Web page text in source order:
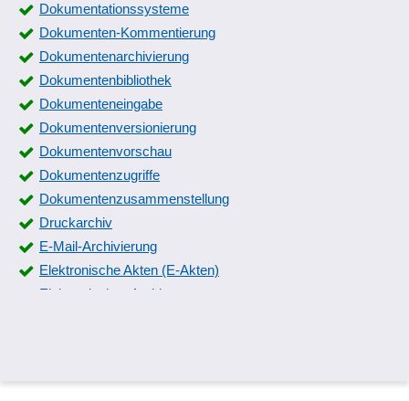
Dokumentationssysteme
Dokumenten-Kommentierung
Dokumentenarchivierung
Dokumentenbibliothek
Dokumenteneingabe
Dokumentenversionierung
Dokumentenvorschau
Dokumentenzugriffe
Dokumentenzusammenstellung
Druckarchiv
E-Mail-Archivierung
Elektronische Akten (E-Akten)
Elektronisches Archiv
Formularmanagement